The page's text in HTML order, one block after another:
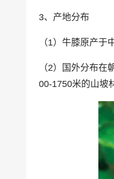
3、产地分布
（1）牛膝原产于
（2）国外分布
00-1750米的山坡